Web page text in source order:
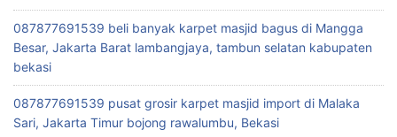
087877691539 beli banyak karpet masjid bagus di Mangga
Besar, Jakarta Barat lambangjaya, tambun selatan kabupaten
bekasi
087877691539 pusat grosir karpet masjid import di Malaka
Sari, Jakarta Timur bojong rawalumbu, Bekasi